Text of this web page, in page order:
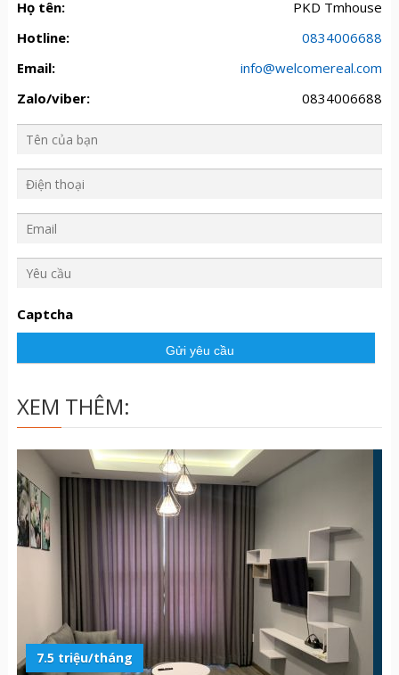
Họ tên:
PKD Tmhouse
Hotline:
0834006688
Email:
info@welcomereal.com
Zalo/viber:
0834006688
c
ầ
Captcha
XEM THÊM:
7.5 triệu/tháng